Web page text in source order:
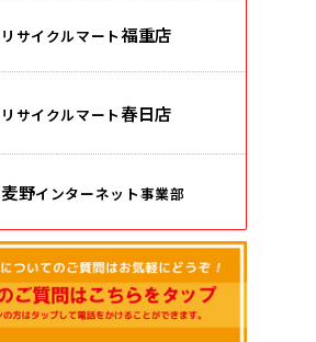
リサイクルマート福重店
リサイクルマート春日店
麦野インターネット事業部